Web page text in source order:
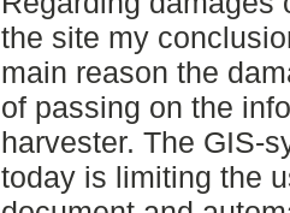
the site my
main reason the
of passing on the
harvester. The GIS-
today is limiting the